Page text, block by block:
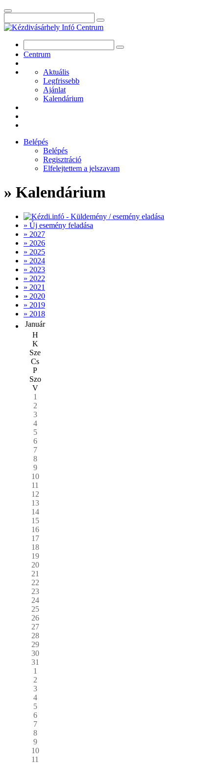
Centrum
Aktuális
Legfrissebb
Ajánlat
Kalendárium
Belépés
Belépés
Regisztráció
Elfelejtettem a jelszavam
» Kalendárium
» Új esemény feladása
» 2027
» 2026
» 2025
» 2024
» 2023
» 2022
» 2021
» 2020
» 2019
» 2018
Január
H
K
Sze
Cs
P
Szo
V
1
2
3
4
5
6
7
8
9
10
11
12
13
14
15
16
17
18
19
20
21
22
23
24
25
26
27
28
29
30
31
1
2
3
4
5
6
7
8
9
10
11